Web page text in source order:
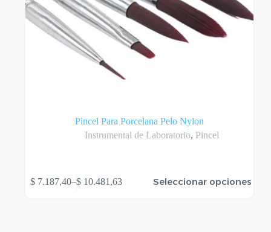
Pincel Para Porcelana Pelo Nylon
Instrumental de Laboratorio, Pincel
$ 7.187,40–$ 10.481,63
Rango
Seleccionar opciones
producto